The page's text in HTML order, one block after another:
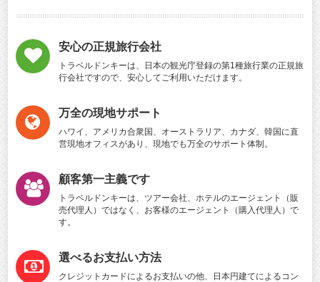
安心の正規旅行会社
トラベルドンキーは、日本の観光庁登録の第1種旅行業の正規旅
行会社ですので、安心してご利用いただけます。
万全の現地サポート
ハワイ、アメリカ合衆国、オーストラリア、カナダ、韓国に直
営現地オフィスがあり、現地でも万全のサポート体制。
顧客第一主義です
トラベルドンキーは、ツアー会社、ホテルのエージェント（販
売代理人）ではなく、お客様のエージェント（購入代理人）で
す。
選べるお支払い方法
クレジットカードによるお支払いの他、日本円建てによるコン